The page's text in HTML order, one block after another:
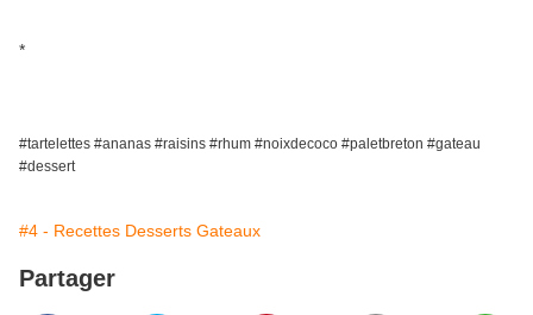
*
#tartelettes #ananas #raisins #rhum #noixdecoco #paletbreton #gateau
#dessert
#4 - Recettes Desserts Gateaux
Partager